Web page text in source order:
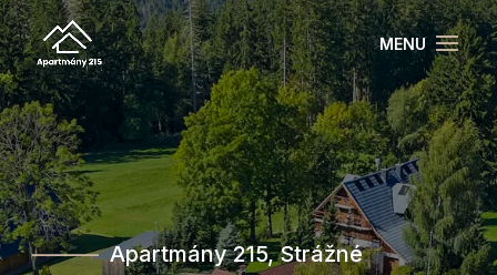
———Apartmány 215, Strážné